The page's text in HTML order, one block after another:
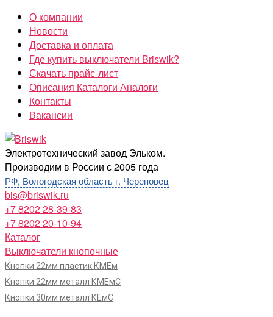
Перейти
содержимому
О компании
Новости
Доставка и оплата
Где купить выключатели Briswik?
Скачать прайс-лист
Описания Каталоги Аналоги
Контакты
Вакансии
Briswik
Электротехнический завод Эльком.
Производим в России с 2005 года
РФ, Вологодская область г. Череповец
bis@briswik.ru
+7 8202 28-39-83
+7 8202 20-10-94
Каталог
Выключатели кнопочные
Кнопки 22мм пластик КМЕм
Кнопки 22мм металл КМЕмС
Кнопки 30мм металл КЕмС